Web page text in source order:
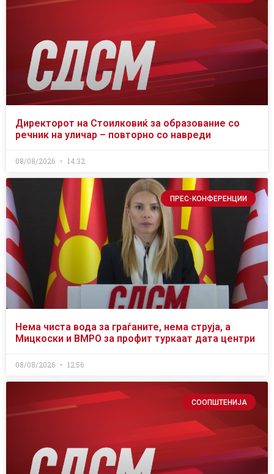
Директорот на Стоилковиќ за образование со
речник на уличар – повторно со навреди
08/08/2026 14:32
ПРЕС-КОНФЕРЕНЦИИ
Нема чиста вода за граѓаните, нема струја, а
Мицкоски и ВМРО за профит туркаат дата центри
08/08/2026 12:56
СООПШТЕНИЈА